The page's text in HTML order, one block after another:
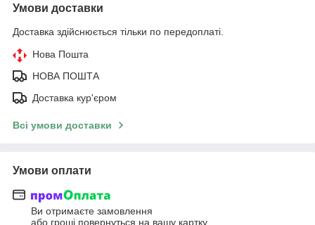
Умови доставки
Доставка здійснюється тільки по передоплаті.
Нова Пошта
НОВА ПОШТА
Доставка кур'єром
Всі умови доставки
Умови оплати
Ви отримаєте замовлення
або гроші повернуться на вашу картку